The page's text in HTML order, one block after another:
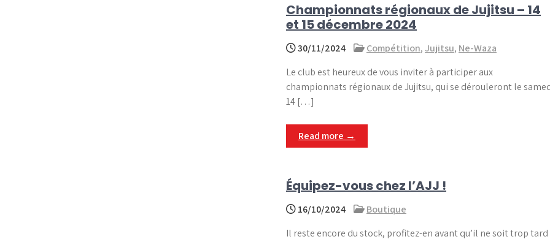
Championnats régionaux de Jujitsu – 14
et 15 décembre 2024
30/11/2024 Compétition, Jujitsu, Ne-Waza
Le club est heureux de vous inviter à participer aux
championnats régionaux de Jujitsu, qui se dérouleront le
14 […]
Read more →
Équipez-vous chez l’AJJ !
16/10/2024
Boutique
Il reste encore du stock, profitez-en avant qu’il ne soit trop tard